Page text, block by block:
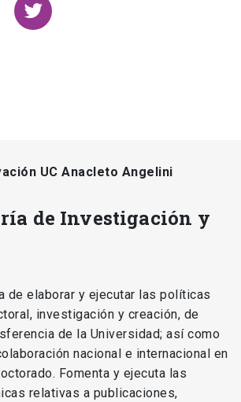
UC Anacleto Angelini
de Investigación y
de elaborar y ejecutar las políticas
investigación y creación, de
de la Universidad; así como
nacional e internacional en
Fomenta y ejecuta las
relativas a publicaciones,